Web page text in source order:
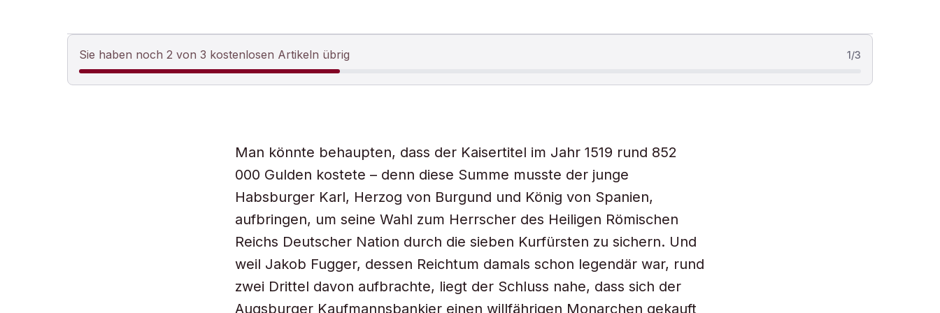
Sie haben noch 2 von 3 kostenlosen Artikeln übrig 1/3
Man könnte behaupten, dass der Kaisertitel im Jahr 1519 rund 852
000 Gulden kostete – denn diese Summe musste der junge
Habsburger Karl, Herzog von Burgund und König von Spanien,
aufbringen, um seine Wahl zum Herrscher des Heiligen Römischen
Reichs Deutscher Nation durch die sieben Kurfürsten zu sichern. Und
weil Jakob Fugger, dessen Reichtum damals schon legendär war, rund
zwei Drittel davon aufbrachte, liegt der Schluss nahe, dass sich der
Augsburger Kaufmannsbankier einen willfährigen Monarchen gekauft